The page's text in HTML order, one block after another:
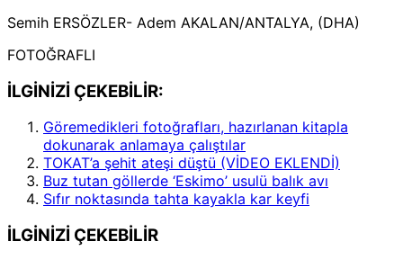
Semih ERSÖZLER- Adem AKALAN/ANTALYA, (DHA)
FOTOĞRAFLI
İLGİNİZİ ÇEKEBİLİR:
Göremedikleri fotoğrafları, hazırlanan kitapla
dokunarak anlamaya çalıştılar
TOKAT’a şehit ateşi düştü (VİDEO EKLENDİ)
Buz tutan göllerde ‘Eskimo’ usulü balık avı
Sıfır noktasında tahta kayakla kar keyfi
İLGİNİZİ ÇEKEBİLİR